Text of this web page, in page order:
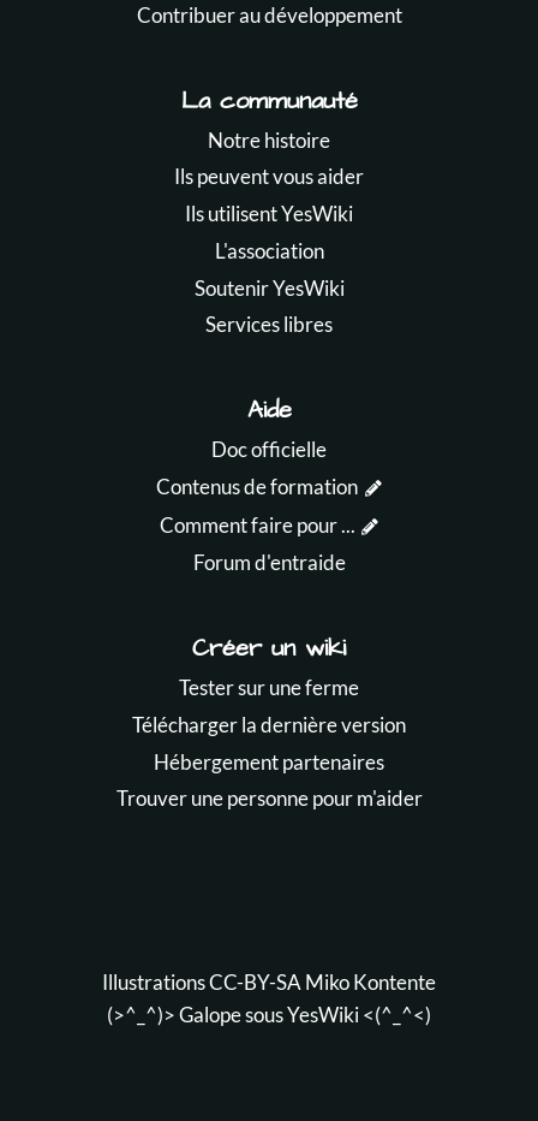
Contribuer au développement
La communauté
Notre histoire
Ils peuvent vous aider
Ils utilisent YesWiki
L'association
Soutenir YesWiki
Services libres
Aide
Doc officielle
Contenus de formation
Comment faire pour ...
Forum d'entraide
Créer un wiki
Tester sur une ferme
Télécharger la dernière version
Hébergement partenaires
Trouver une personne pour m'aider
Illustrations CC-BY-SAMiko Kontente
(>^_^)> Galope sousYesWiki<(^_^<)